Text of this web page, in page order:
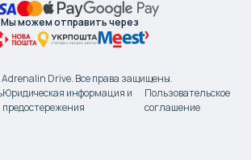
Мы можем отправить через
Adrenalin Drive. Все права защищены.
Юридическая информация и
предостережения
Пользовательское
соглашение